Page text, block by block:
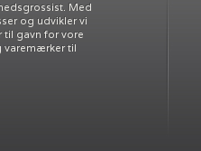
Med
og udvikler vi
gavn for vore
varemærker til